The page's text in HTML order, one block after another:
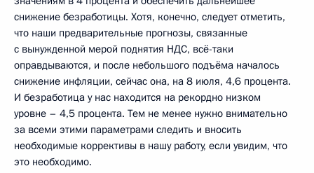
снижение безработицы. Хотя, конечно, следует отметить,
что наши предварительные прогнозы, связанные
с вынужденной мерой поднятия НДС, всё-таки
оправдываются, и после небольшого подъёма началось
снижение инфляции, сейчас она, на 8 июля, 4,6 процента.
И безработица у нас находится на рекордно низком
уровне – 4,5 процента. Тем не менее нужно внимательно
за всеми этими параметрами следить и вносить
необходимые коррективы в нашу работу, если увидим, что
это необходимо.